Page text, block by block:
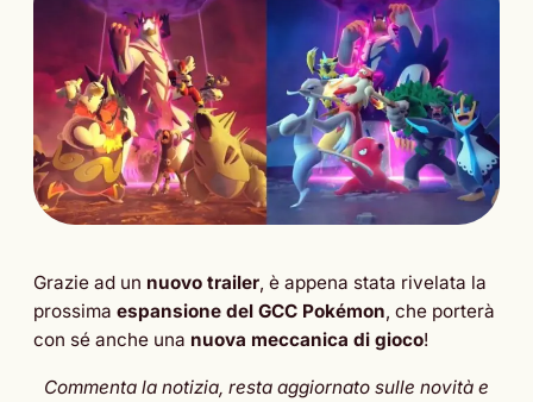
Grazie ad un nuovo trailer, è appena stata rivelata la
prossima espansione del GCC Pokémon, che porterà
con sé anche una nuova meccanica di gioco!
Commenta la notizia, resta aggiornato sulle novità e